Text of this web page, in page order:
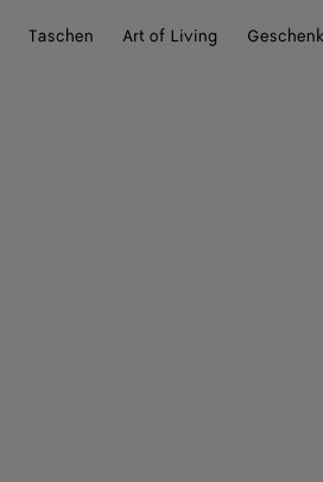
Taschen Art of Living